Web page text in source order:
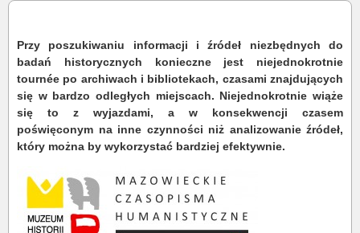
Przy poszukiwaniu informacji i źródeł niezbędnych do
badań historycznych konieczne jest niejednokrotnie
tournée po archiwach i bibliotekach, czasami znajdujących
się w bardzo odległych miejscach. Niejednokrotnie wiąże
się to z wyjazdami, a w konsekwencji czasem
poświęconym na inne czynności niż analizowanie źródeł,
który można by wykorzystać bardziej efektywnie.